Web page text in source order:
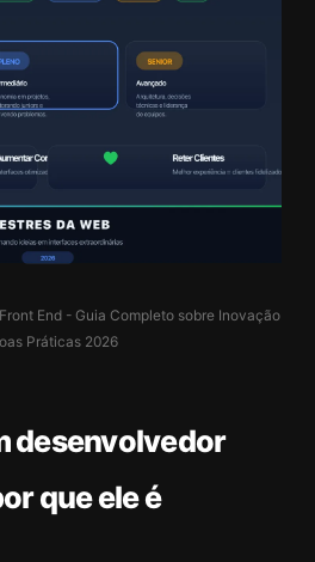
End - Guia Completo sobre Inovação
Práticas 2026
desenvolvedor
que ele é